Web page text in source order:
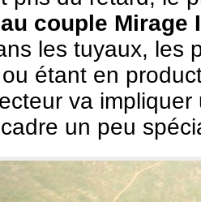
couple Mirage
les tuyaux, les
étant en
va
un peu